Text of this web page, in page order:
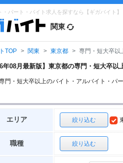
・パート・バイト求人を探すなら【ギガバイト】
関東
TOP 関東 東京都 専門・短大卒以
年08月最新版】東京都の専門・短大卒
門・短大卒以上のバイト・アルバイト・パ
エリア 絞り込む
職種 絞り込む